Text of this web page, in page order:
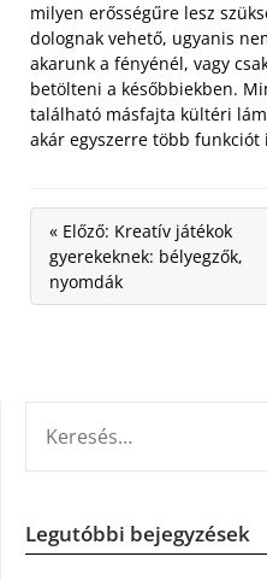
milyen erősségűre lesz
dolognak vehető, ugyanis
akarunk a fényénél, vagy
betölteni a későbbiekben.
található másfajta kültéri
akár egyszerre több
« Előző: Kreatív játékok
gyerekeknek: bélyegzők,
nyomdák
Legutóbbi bejegyzések